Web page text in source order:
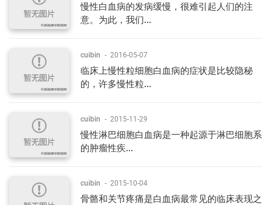
慢性白血病的发病缓慢，很难引起人们的注
意。为此，我们...
cuibin - 2016-05-07
临床上慢性粒细胞白血病的症状是比较隐秘
的，许多慢性粒...
cuibin - 2015-11-29
慢性淋巴细胞白血病是一种起源于淋巴细胞系
的肿瘤性疾...
cuibin - 2015-10-04
骨骼和关节疼痛是白血病最常见的临床表现之